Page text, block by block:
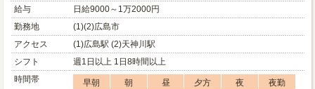
給与
日給9000～1万2000円
勤務地
(1)(2)広島市
アクセス
(1)広島駅 (2)天神川駅
シフト
週1日以上 1日8時間以上
時間帯
早朝 朝 昼 夕方 夜
夜勤